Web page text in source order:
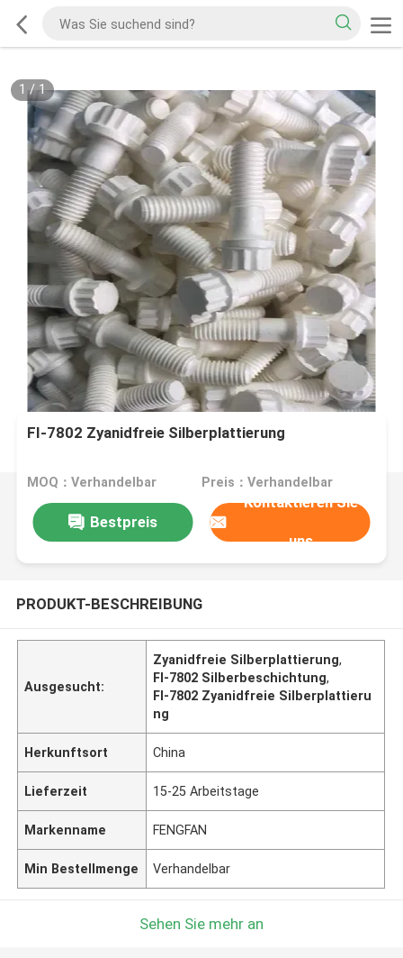
1 /1
FI-7802 Zyanidfreie Silberplattierung
MOQ：Verhandelbar Preis：Verhandelbar
Bestpreis
Kontaktieren Sie
uns
PRODUKT-BESCHREIBUNG
Ausgesucht:
Zyanidfreie Silberplattierung,
FI-7802 Silberbeschichtung,
FI-7802 Zyanidfreie Silberplattieru
ng
Herkunftsort China
Lieferzeit 15-25 Arbeitstage
Markenname FENGFAN
Min Bestellmenge Verhandelbar
Sehen Sie mehr an